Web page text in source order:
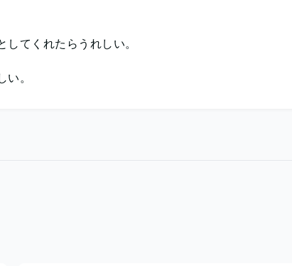
てくれたらうれしい。
。